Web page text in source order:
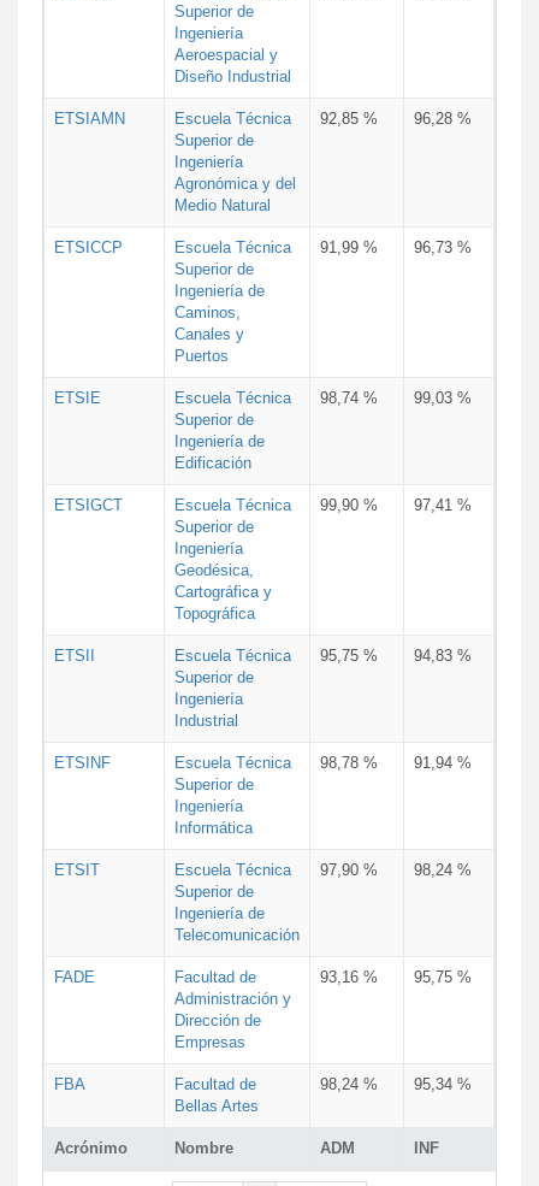
Acrónimo Nombre ADM INF
Superior de
Ingeniería
Aeroespacial y
Diseño Industrial
ETSIAMN
Escuela Técnica
Superior de
Ingeniería
Agronómica y del
Medio Natural
92,85 % 96,28 %
ETSICCP
Escuela Técnica
Superior de
Ingeniería de
Caminos,
Canales y
Puertos
91,99 % 96,73 %
ETSIE
Escuela Técnica
Superior de
Ingeniería de
Edificación
98,74 % 99,03 %
ETSIGCT
Escuela Técnica
Superior de
Ingeniería
Geodésica,
Cartográfica y
Topográfica
99,90 % 97,41 %
ETSII
Escuela Técnica
Superior de
Ingeniería
Industrial
95,75 % 94,83 %
ETSINF
Escuela Técnica
Superior de
Ingeniería
Informática
98,78 % 91,94 %
ETSIT
Escuela Técnica
Superior de
Ingeniería de
Telecomunicación
97,90 % 98,24 %
FADE
Facultad de
Administración y
Dirección de
Empresas
93,16 % 95,75 %
FBA
Facultad de
Bellas Artes
98,24 % 95,34 %